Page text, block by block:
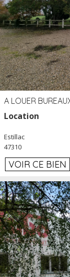
Location
Estillac
47310
VOIR CE BIEN